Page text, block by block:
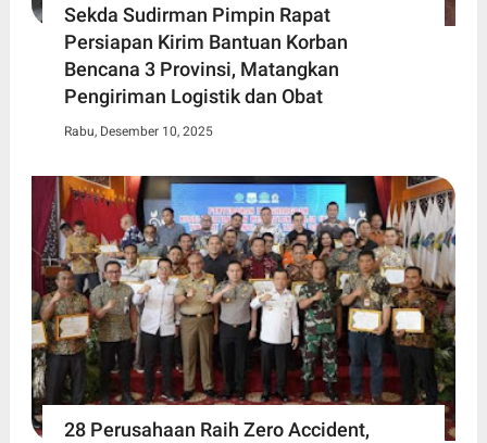
Sekda Sudirman Pimpin Rapat
Persiapan Kirim Bantuan Korban
Bencana 3 Provinsi, Matangkan
Pengiriman Logistik dan Obat
Rabu, Desember 10, 2025
28 Perusahaan Raih Zero Accident,